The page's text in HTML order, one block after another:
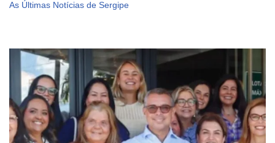
As Últimas Notícias de Sergipe